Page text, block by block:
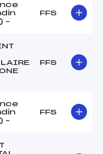
–
FFS
FFS
–
FFS